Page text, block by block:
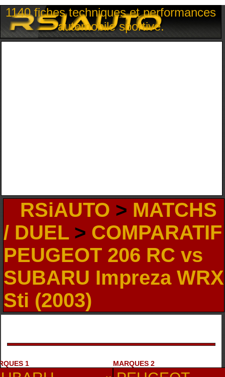
1140 fiches techniques et performances
automobile sportive.
RSiAUTO > MATCHS
/ DUEL> COMPARATIF
PEUGEOT 206 RC vs
SUBARU Impreza WRX
Sti (2003)
1 MARQUES 2